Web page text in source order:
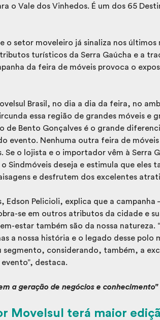
o Vale dos Vinhedos. É um dos 65
o setor moveleiro já sinaliza nos últimos
turísticos da Serra Gaúcha e a
da feira de móveis provoca o
Brasil, no dia a dia da feira, no
essa região de grandes móveis e
de Bento Gonçalves é o grande
evento. Nenhuma outra feira de
o lojista e o importador vêm à Serra
Sindmóveis deseja e estimula que eles
e desfrutem dos excelentes
Edson Pelicioli, explica que a campanha
se em outros atributos da cidade e
estar também são da nossa natureza.
a nossa história e o legado desse polo
segmento, considerando, também, a
destaca.
a geração de negócios e conhecimento"
Movelsul terá maior